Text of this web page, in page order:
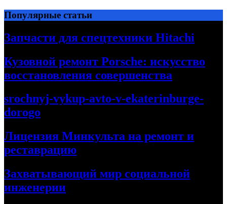
Перейти
к
содержимому
Популярные статьи
Запчасти для спецтехники Hitachi
Кузовной ремонт Porsche: искусство
восстановления совершенства
srochnyj-vykup-avto-v-ekaterinburge-
dorogo
Лицензия Минкульта на ремонт и
реставрацию
Захватывающий мир социальной
инженерии